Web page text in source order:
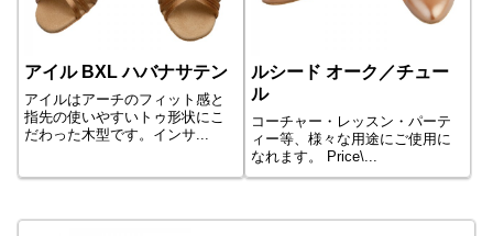
アイル BXL ハバナサテン
アイルはアーチのフィット感と
指先の使いやすいトゥ形状にこ
だわった木型です。インサ...
ルシード オーク／チュー
ル
コーチャー・レッスン・パーテ
ィー等、様々な用途にご使用に
なれます。 Price\...